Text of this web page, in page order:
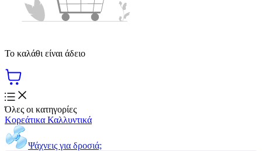
Το καλάθι είναι άδειο
Όλες οι κατηγορίες
Κορεάτικα Καλλυντικά
Ψάχνεις για δροσιά;